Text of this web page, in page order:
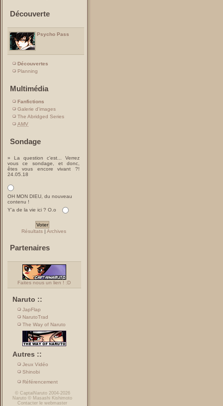
Découverte
Psycho Pass
Découvertes
Planning
Multimédia
Fanfictions
Galerie d'images
The Abridged Series
AMV
Sondage
» La question c'est... Verrez
vous ce sondage, et donc,
êtes vous encore vivant ?!
24.05.18
OH MON DIEU, du nouveau
contenu !
Y'a de la vie ici ? O.o
Résultats| Archives
Partenaires
Faites nous un lien ! :D
Naruto ::
JapFlap
NarutoTrad
The Way of Naruto
Autres ::
Jeux Vidéo
Shinobi
Référencement
© CaptaiNaruto2004-2026
Naruto © Masashi Kishimoto
Contacter le webmaster